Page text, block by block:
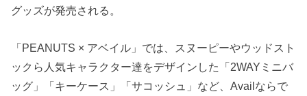
グッズが発売される。
「PEANUTS × アベイル」では、スヌーピーやウッドスト
ックら人気キャラクター達をデザインした「2WAYミニバ
ッグ」「キーケース」「サコッシュ」など、Availならで